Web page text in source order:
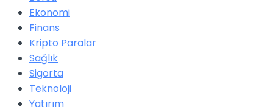
Ekonomi
Finans
Kripto Paralar
Sağlık
Sigorta
Teknoloji
Yatırım